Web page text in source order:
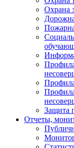
Охрана
Защита
Отчеты,